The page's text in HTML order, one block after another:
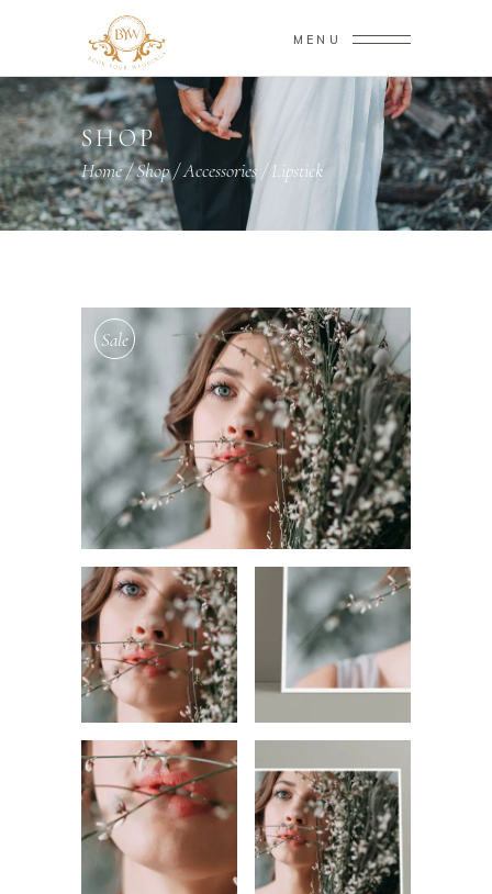
MENU
SHOP
Home/Shop/Accessories/Lipstick
Sale